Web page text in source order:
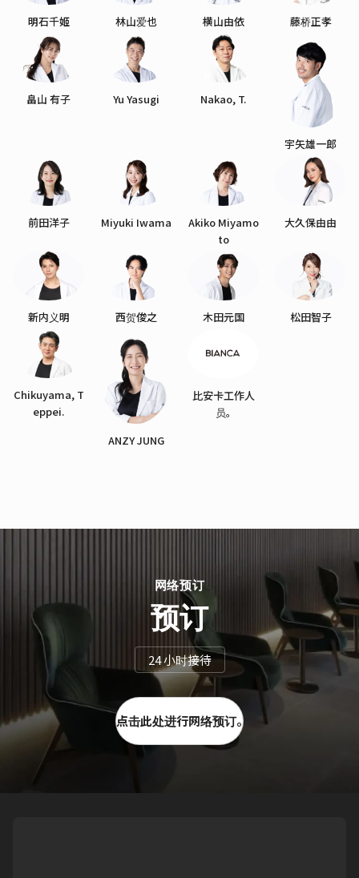
明石千姬 林山爱也 横山由依 藤桥正孝
畠山 有子 Yu Yasugi Nakao, T.
宇矢雄一郎
前田洋子 Miyuki Iwama
Akiko Miyamo
to
大久保由由
新内义明 西贺俊之 木田元国 松田智子
Chikuyama, T
eppei.
ANZY JUNG
比安卡工作人
员。
网络预订
预订
24 小时接待
点击此处进行网络预订。